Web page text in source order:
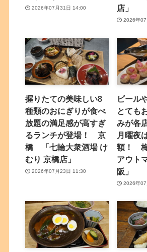
2026年07月31日 14:00
店」
2026年
握りたての美味しい8
種類のおにぎりが食べ
放題の満足感が高すぎ
るランチが登場！ 京
橋 「七輪大衆酒場 け
むり 京橋店」
2026年07月23日 11:30
ビール
とても
みが各
月曜夜
額！
アウト
阪」
2026年